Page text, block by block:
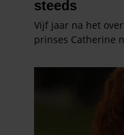
gaat akkoord met
gebruiken.